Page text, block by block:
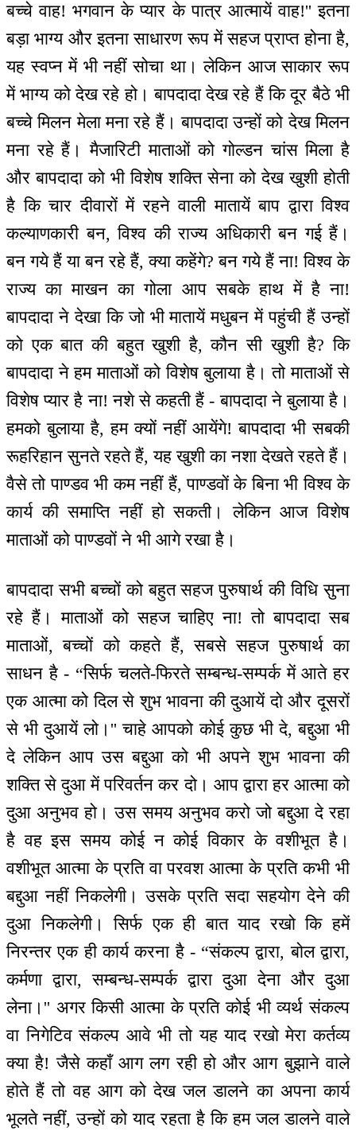
बच्चे वाह! भगवान के प्यार के पात्र आत्मायें वाह!'' इतना
बड़ा भाग्य और इतना साधारण रूप में सहज प्राप्त होना है,
यह स्वप्न में भी नहीं सोचा था। लेकिन आज साकार रूप
में भाग्य को देख रहे हो। बापदादा देख रहे हैं कि दूर बैठे भी
बच्चे मिलन मेला मना रहे हैं। बापदादा उन्हों को देख मिलन
मना रहे हैं। मैजारिटी माताओं को गोल्डन चांस मिला है
और बापदादा को भी विशेष शक्ति सेना को देख खुशी होती
है कि चार दीवारों में रहने वाली मातायें बाप द्वारा विश्व
कल्याणकारी बन, विश्व की राज्य अधिकारी बन गई हैं।
बन गये हैं या बन रहे हैं, क्या कहेंगे? बन गये हैं ना! विश्व के
राज्य का माखन का गोला आप सबके हाथ में है ना!
बापदादा ने देखा कि जो भी मातायें मधुबन में पहुंची हैं उन्हों
को एक बात की बहुत खुशी है, कौन सी खुशी है? कि
बापदादा ने हम माताओं को विशेष बुलाया है। तो माताओं से
विशेष प्यार है ना! नशे से कहती हैं - बापदादा ने बुलाया है।
हमको बुलाया है, हम क्यों नहीं आयेंगे! बापदादा भी सबकी
रूहरिहान सुनते रहते हैं, यह खुशी का नशा देखते रहते हैं।
वैसे तो पाण्डव भी कम नहीं हैं, पाण्डवों के बिना भी विश्व के
कार्य की समाप्ति नहीं हो सकती। लेकिन आज विशेष
माताओं को पाण्डवों ने भी आगे रखा है।
बापदादा सभी बच्चों को बहुत सहज पुरुषार्थ की विधि सुना
रहे हैं। माताओं को सहज चाहिए ना! तो बापदादा सब
माताओं, बच्चों को कहते हैं, सबसे सहज पुरुषार्थ का
साधन है - “सिर्फ चलते-फिरते सम्बन्ध-सम्पर्क में आते हर
एक आत्मा को दिल से शुभ भावना की दुआयें दो और दूसरों
से भी दुआयें लो।'' चाहे आपको कोई कुछ भी दे, बद्दुआ भी
दे लेकिन आप उस बद्दुआ को भी अपने शुभ भावना की
शक्ति से दुआ में परिवर्तन कर दो। आप द्वारा हर आत्मा को
दुआ अनुभव हो। उस समय अनुभव करो जो बद्दुआ दे रहा
है वह इस समय कोई न कोई विकार के वशीभूत है।
वशीभूत आत्मा के प्रति वा परवश आत्मा के प्रति कभी भी
बद्दुआ नहीं निकलेगी। उसके प्रति सदा सहयोग देने की
दुआ निकलेगी। सिर्फ एक ही बात याद रखो कि हमें
निरन्तर एक ही कार्य करना है - “संकल्प द्वारा, बोल द्वारा,
कर्मणा द्वारा, सम्बन्ध-सम्पर्क द्वारा दुआ देना और दुआ
लेना।'' अगर किसी आत्मा के प्रति कोई भी व्यर्थ संकल्प
वा निगेटिव संकल्प आवे भी तो यह याद रखो मेरा कर्तव्य
क्या है! जैसे कहाँ आग लग रही हो और आग बुझाने वाले
होते हैं तो वह आग को देख जल डालने का अपना कार्य
भूलते नहीं, उन्हों को याद रहता है कि हम जल डालने वाले